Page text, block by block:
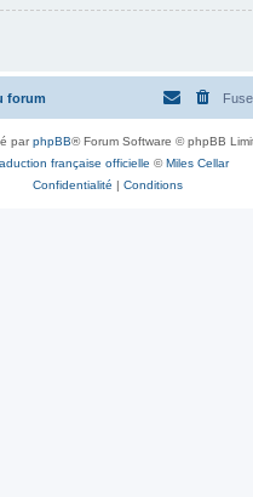
forum
parphpBB® Forum Software © phpBB
française officielle ©Miles Cellar
Confidentialité | Conditions